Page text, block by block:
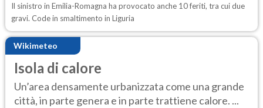
Il sinistro in Emilia-Romagna ha provocato anche 10 feriti, tra cui due
gravi. Code in smaltimento in Liguria
Wikimeteo
Isola di calore
Un’area densamente urbanizzata come una grande
città, in parte genera e in parte trattiene calore. ...